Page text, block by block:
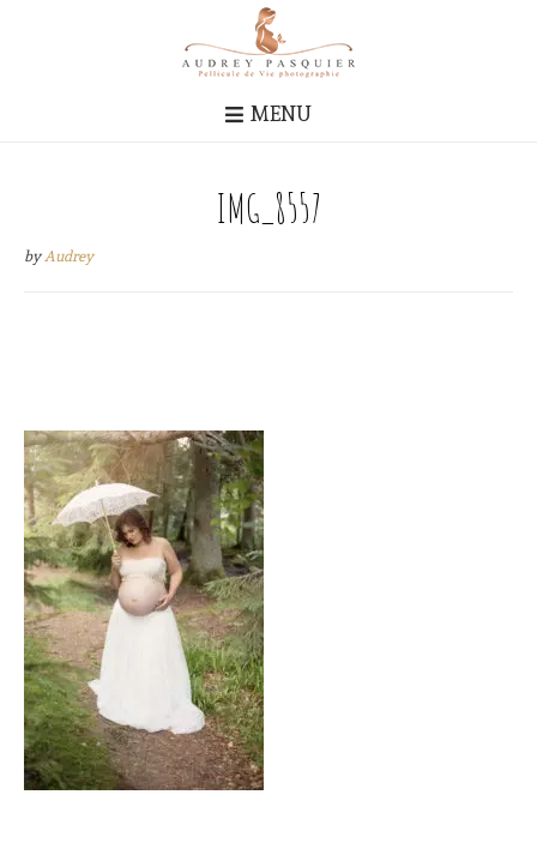
MENU
IMG_8557
byAudrey